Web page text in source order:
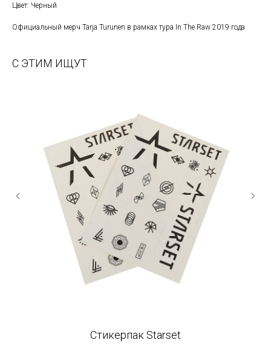
Цвет: Черный
Официальный мерч Tarja Turunen в рамках тура In The Raw 2019 года
С ЭТИМ ИЩУТ
Стикерпак Starset